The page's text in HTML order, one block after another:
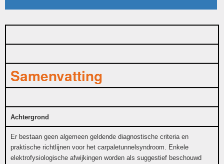
Samenvatting
Achtergrond
Er bestaan geen algemeen geldende diagnostische criteria en
praktische richtlijnen voor het carpaletunnelsyndroom. Enkele
elektrofysiologische afwijkingen worden als suggestief beschouwd